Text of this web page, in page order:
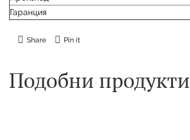
Гаранция
Share Pin it
Подобни продукти